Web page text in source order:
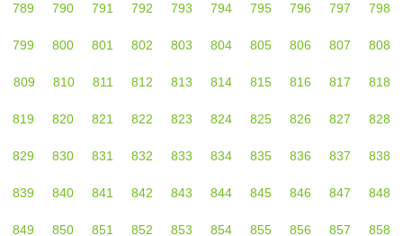
789 790 791 792 793 794 795 796 797 798
799 800 801 802 803 804 805 806 807 808
809 810 811 812 813 814 815 816 817 818
819 820 821 822 823 824 825 826 827 828
829 830 831 832 833 834 835 836 837 838
839 840 841 842 843 844 845 846 847 848
849 850 851 852 853 854 855 856 857 858